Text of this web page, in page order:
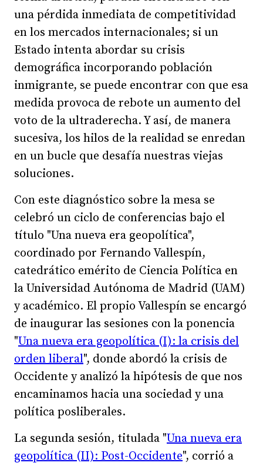
una pérdida inmediata de competitividad
en los mercados internacionales; si un
Estado intenta abordar su crisis
demográfica incorporando población
inmigrante, se puede encontrar con que esa
medida provoca de rebote un aumento del
voto de la ultraderecha. Y así, de manera
sucesiva, los hilos de la realidad se enredan
en un bucle que desafía nuestras viejas
soluciones.
Con este diagnóstico sobre la mesa se
celebró un ciclo de conferencias bajo el
título "Una nueva era geopolítica",
coordinado por Fernando Vallespín,
catedrático emérito de Ciencia Política en
la Universidad Autónoma de Madrid (UAM)
y académico. El propio Vallespín se encargó
de inaugurar las sesiones con la ponencia
"Una nueva era geopolítica (I): la crisis del
orden liberal", donde abordó la crisis de
Occidente y analizó la hipótesis de que nos
encaminamos hacia una sociedad y una
política posliberales.
La segunda sesión, titulada "Una nueva era
geopolítica (II): Post-Occidente", corrió a